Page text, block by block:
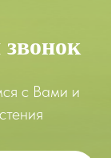
с Вами и